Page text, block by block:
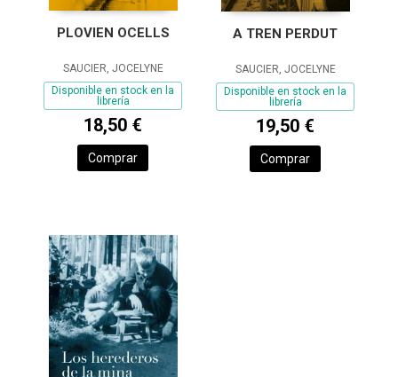
PLOVIEN OCELLS
SAUCIER, JOCELYNE
Disponible en stock en la
librería
18,50 €
Comprar
A TREN PERDUT
SAUCIER, JOCELYNE
Disponible en stock en la
librería
19,50 €
Comprar